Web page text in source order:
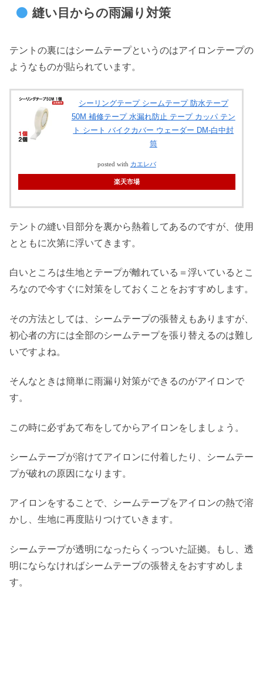
縫い目からの雨漏り対策
テントの裏にはシームテープというのはアイロンテープの
ようなものが貼られています。
シーリングテープ シームテープ 防水テープ
50M 補修テープ 水漏れ防止 テープ カッパ テン
ト シート バイクカバー ウェーダー DM-白中封
筒
posted with カエレバ
楽天市場
テントの縫い目部分を裏から熱着してあるのですが、使用
とともに次第に浮いてきます。
白いところは生地とテープが離れている＝浮いているとこ
ろなので今すぐに対策をしておくことをおすすめします。
その方法としては、シームテープの張替えもありますが、
初心者の方には全部のシームテープを張り替えるのは難し
いですよね。
そんなときは簡単に雨漏り対策ができるのがアイロンで
す。
この時に必ずあて布をしてからアイロンをしましょう。
シームテープが溶けてアイロンに付着したり、シームテー
プが破れの原因になります。
アイロンをすることで、シームテープをアイロンの熱で溶
かし、生地に再度貼りつけていきます。
シームテープが透明になったらくっついた証拠。もし、透
明にならなければシームテープの張替えをおすすめしま
す。